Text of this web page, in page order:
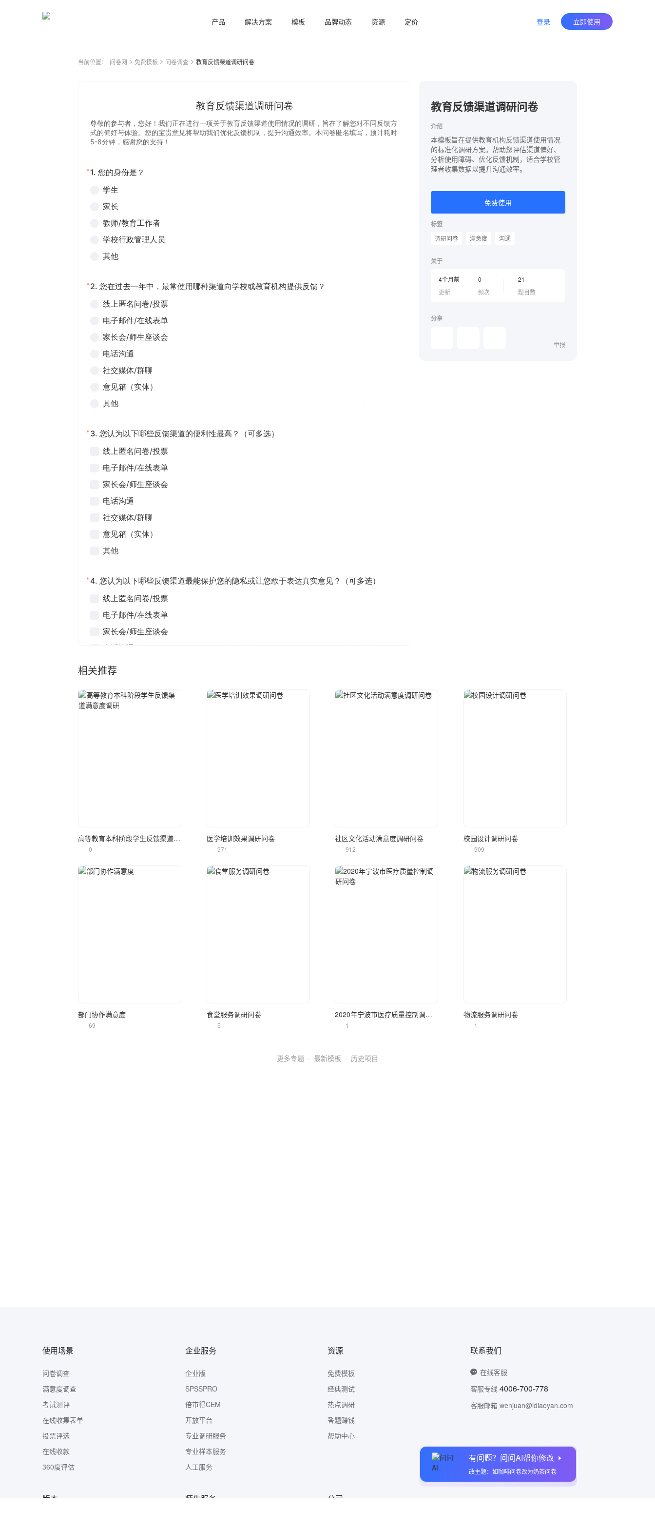
产品 解决方案 模板 品牌动态 资源 定价 登录 立即使用
当前位置： 问卷网 免费模板 问卷调查 教育反馈渠道调研问卷
教育反馈渠道调研问卷
介绍
本模板旨在提供教育机构反馈渠道使用情况
的标准化调研方案。帮助您评估渠道偏好、
分析使用障碍、优化反馈机制，适合学校管
理者收集数据以提升沟通效率。
免费使用
标签
调研问卷 满意度 沟通
关于
4个月前
更新
0
频次
21
题目数
分享
举报
有问题？问问AI帮你修改
改主题：如咖啡问卷改为奶茶问卷
相关推荐
高等教育本科阶段学生反馈渠道满意度调研
0
医学培训效果调研问卷
971
社区文化活动满意度调研问卷
912
校园设计调研问卷
909
部门协作满意度
69
食堂服务调研问卷
5
2020年宁波市医疗质量控制调研问卷
1
物流服务调研问卷
1
更多专题 · 最新模板 · 历史项目
使用场景
问卷调查
满意度调查
考试测评
在线收集表单
投票评选
在线收款
360度评估
企业服务
企业版
SPSSPRO
倍市得CEM
开放平台
专业调研服务
专业样本服务
人工服务
资源
免费模板
经典测试
热点调研
答题赚钱
帮助中心
联系我们
在线客服
客服专线 4006-700-778
客服邮箱 wenjuan@idiaoyan.com
问卷网公众号
版本 师生服务 公司